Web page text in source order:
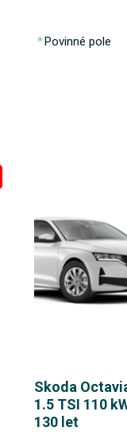
Povinné pole
Skoda
1.5 TSI 110
130 let